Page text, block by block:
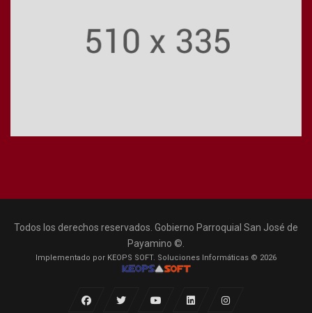
Todos los derechos reservados. Gobierno Parroquial San José de
Payamino ©.
Implementado por KEOPS SOFT. Soluciones Informáticas © 2026